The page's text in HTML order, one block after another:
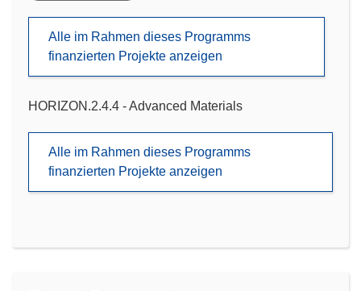
Alle im Rahmen dieses Programms
finanzierten Projekte anzeigen
HORIZON.2.4.4 - Advanced Materials
Alle im Rahmen dieses Programms
finanzierten Projekte anzeigen